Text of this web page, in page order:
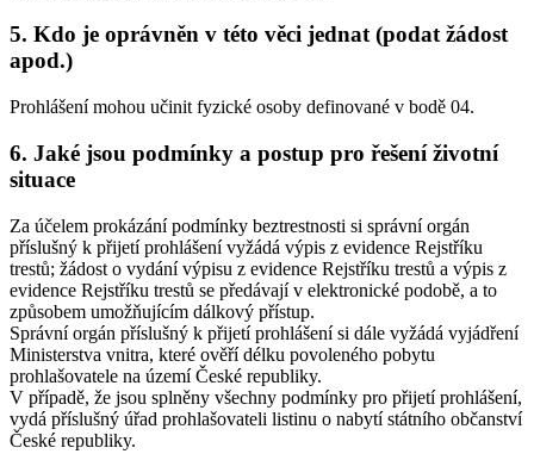
5. Kdo je oprávněn v této věci jednat (podat žádost
apod.)
Prohlášení mohou učinit fyzické osoby definované v bodě 04.
6. Jaké jsou podmínky a postup pro řešení životní
situace
Za účelem prokázání podmínky beztrestnosti si správní orgán
příslušný k přijetí prohlášení vyžádá výpis z evidence Rejstříku
trestů; žádost o vydání výpisu z evidence Rejstříku trestů a výpis z
evidence Rejstříku trestů se předávají v elektronické podobě, a to
způsobem umožňujícím dálkový přístup.
Správní orgán příslušný k přijetí prohlášení si dále vyžádá vyjádření
Ministerstva vnitra, které ověří délku povoleného pobytu
prohlašovatele na území České republiky.
V případě, že jsou splněny všechny podmínky pro přijetí prohlášení,
vydá příslušný úřad prohlašovateli listinu o nabytí státního občanství
České republiky.